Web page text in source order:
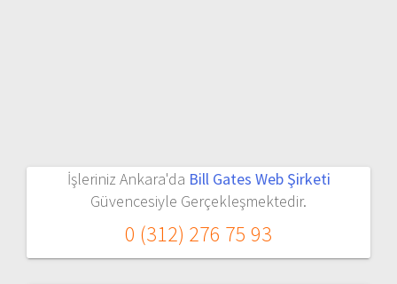
İşleriniz Ankara'da Bill Gates Web Şirketi
Güvencesiyle Gerçekleşmektedir.
0 (312) 276 75 93